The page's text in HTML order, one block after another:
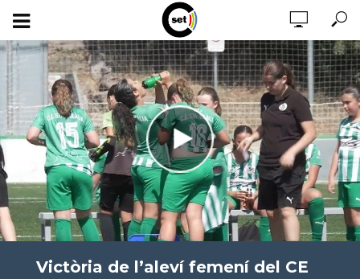
Victòria de l’aleví femení del CE